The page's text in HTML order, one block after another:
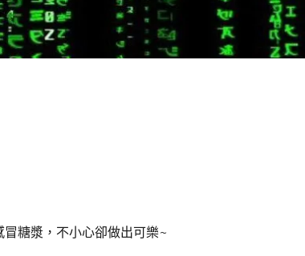
糖漿，不小心卻做出可樂~